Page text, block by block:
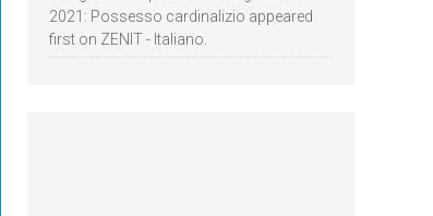
2021: Possesso cardinalizio appeared
first on ZENIT - Italiano.